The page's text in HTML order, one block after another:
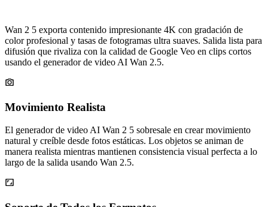
color profesional y tasas de fotogramas ultra suaves. Salida lista para
difusión que rivaliza con la calidad de Google Veo en clips cortos
usando el generador de video AI Wan 2.5.
natural y creíble desde fotos estáticas. Los objetos se animan de
manera realista mientras mantienen consistencia visual perfecta a lo
largo de la salida usando Wan 2.5.